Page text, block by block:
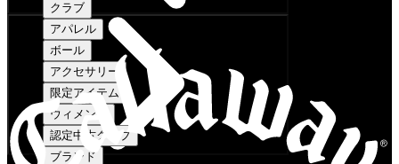
クラブ
アパレル
ボール
アクセサリー
限定アイテム
ウィメンズ
認定中古クラブ
ブランド